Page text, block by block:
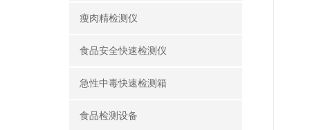
瘦肉精检测仪
食品安全快速检测仪
急性中毒快速检测箱
食品检测设备